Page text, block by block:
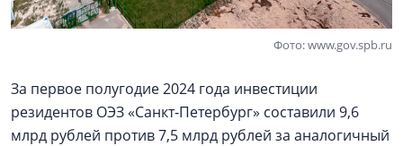
Фото: www.gov.spb.ru
За первое полугодие 2024 года инвестиции
резидентов ОЭЗ «Санкт‑Петербург» составили 9,6
млрд рублей против 7,5 млрд рублей за аналогичный